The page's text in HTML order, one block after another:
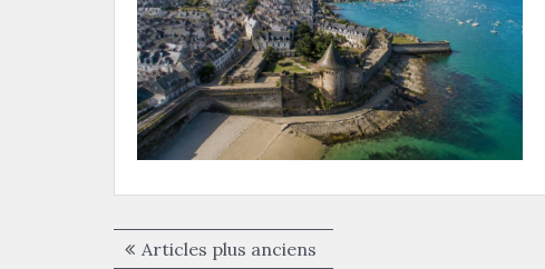
Navigation
Articles plus anciens